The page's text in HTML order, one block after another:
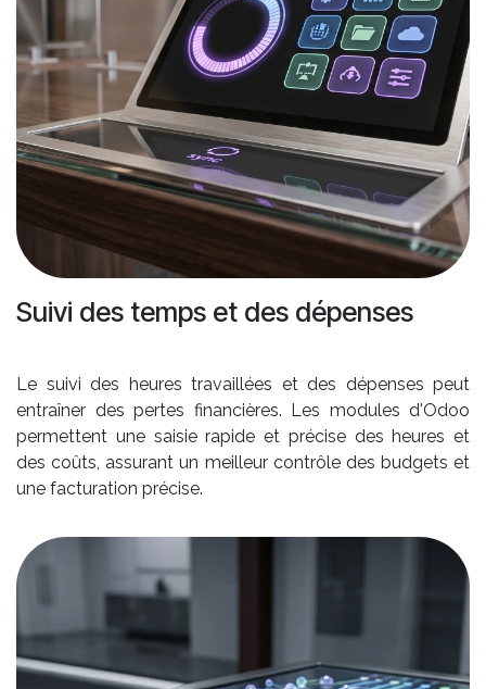
Suivi des temps et des dépenses
Le suivi des heures travaillées et des dépenses peut
entraîner des pertes financières. Les modules d'Odoo
permettent une saisie rapide et précise des heures et
des coûts, assurant un meilleur contrôle des budgets et
une facturation précise.